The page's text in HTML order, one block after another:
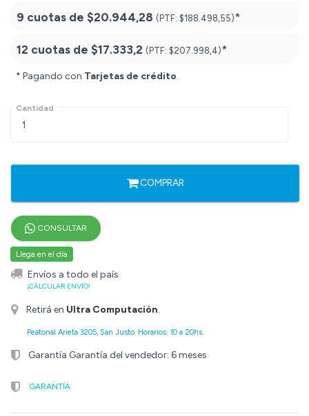
9 cuotas de $20.944,28 (PTF: $188.498,55)*
12 cuotas de $17.333,2 (PTF: $207.998,4)*
* Pagando con Tarjetas de crédito.
Cantidad
COMPRAR
CONSULTAR
Llega en el día
Envíos a todo el país
¡CALCULAR ENVÍO!
Retirá en Ultra Computación.
Peatonal Arieta 3205, San Justo. Horarios: 10 a 20hs.
Garantía Garantía del vendedor: 6 meses
GARANTÍA